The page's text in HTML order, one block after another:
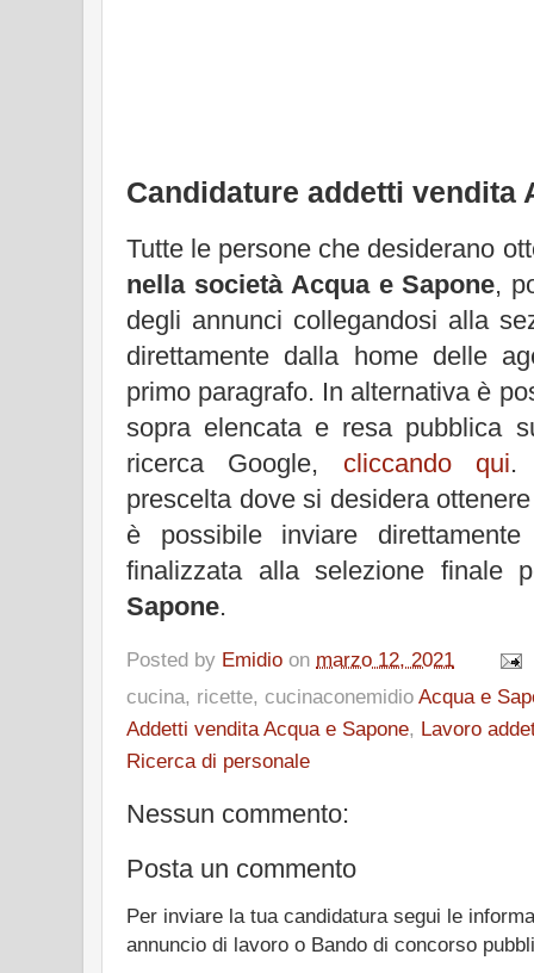
Candidature addetti vendita
Tutte le persone che desiderano
nella società Acqua e Sapone,
degli annunci collegandosi alla
direttamente dalla home delle
primo paragrafo. In alternativa è
sopra elencata e resa pubblica
ricerca Google, cliccando qui.
prescelta dove si desidera
è possibile inviare
finalizzata alla selezione finale
Sapone.
Posted by Emidio on marzo 12, 2021
cucina, ricette, cucinaconemidio Acqua e
Addetti vendita Acqua e Sapone, Lavoro
Ricerca di personale
Nessun commento:
Posta un commento
Per inviare la tua candidatura segui le
annuncio di lavoro o Bando di concorso